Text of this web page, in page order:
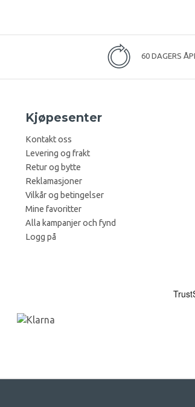
60 DAGERS
Kjøpesenter
Kontakt oss
Levering og frakt
Retur og bytte
Reklamasjoner
Vilkår og betingelser
Mine favoritter
Alla kampanjer och fynd
Logg på